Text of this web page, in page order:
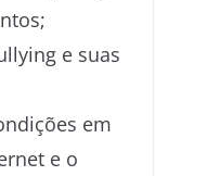
e suas
em
e o